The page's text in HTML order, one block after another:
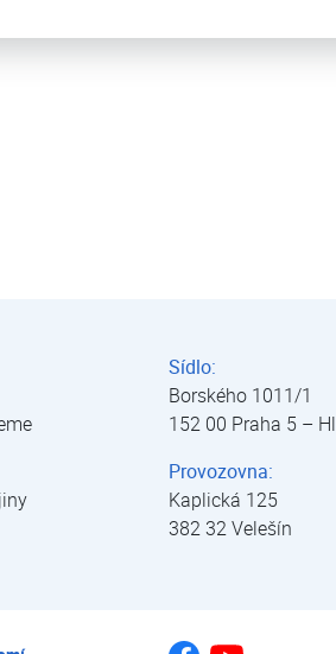
Sídlo:
Borského 1011/1
152 00 Praha 5 –
Provozovna:
Kaplická 125
382 32 Velešín